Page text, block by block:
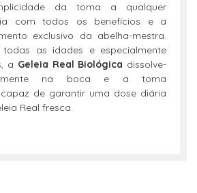
da toma a qualquer
com todos os benefícios e a
exclusivo da abelha-mestra.
as idades e especialmente
a Geleia Real Biológica dissolve-
na boca e a toma
de garantir uma dose diária
Real fresca.